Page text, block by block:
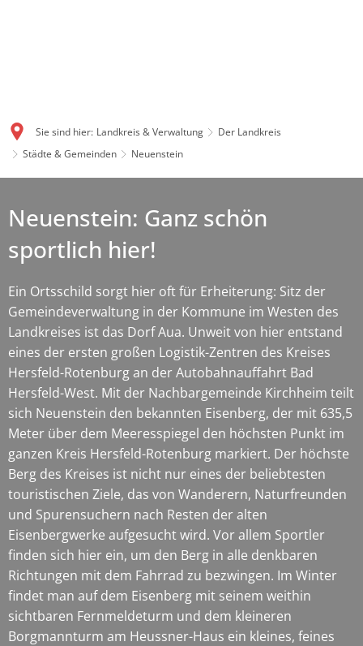
Sie sind hier: Landkreis & Verwaltung
Der Landkreis
Städte & Gemeinden
Neuenstein
Neuenstein: Ganz schön
sportlich hier!
Ein Ortsschild sorgt hier oft für Erheiterung: Sitz der
Gemeindeverwaltung in der Kommune im Westen des
Landkreises ist das Dorf Aua. Unweit von hier entstand
eines der ersten großen Logistik-Zentren des Kreises
Hersfeld-Rotenburg an der Autobahnauffahrt Bad
Hersfeld-West. Mit der Nachbargemeinde Kirchheim teilt
sich Neuenstein den bekannten Eisenberg, der mit 635,5
Meter über dem Meeresspiegel den höchsten Punkt im
ganzen Kreis Hersfeld-Rotenburg markiert. Der höchste
Berg des Kreises ist nicht nur eines der beliebtesten
touristischen Ziele, das von Wanderern, Naturfreunden
und Spurensuchern nach Resten der alten
Eisenbergwerke aufgesucht wird. Vor allem Sportler
finden sich hier ein, um den Berg in alle denkbaren
Richtungen mit dem Fahrrad zu bezwingen. Im Winter
findet man auf dem Eisenberg mit seinem weithin
sichtbaren Fernmeldeturm und dem kleineren
Borgmannturm am Heussner-Haus ein kleines, feines